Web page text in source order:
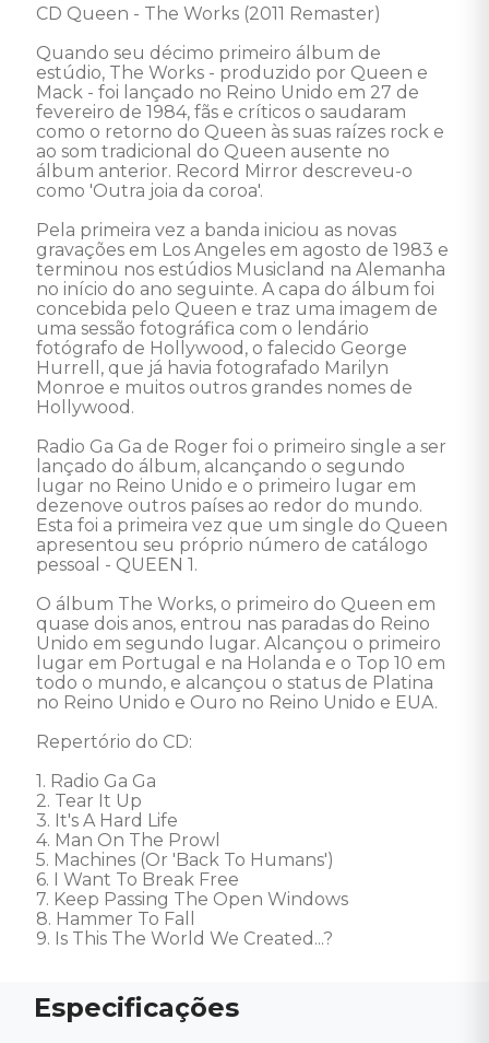
CD Queen - The Works (2011 Remaster)
Quando seu décimo primeiro álbum de
estúdio, The Works - produzido por Queen e
Mack - foi lançado no Reino Unido em 27 de
fevereiro de 1984, fãs e críticos o saudaram
como o retorno do Queen às suas raízes rock e
ao som tradicional do Queen ausente no
álbum anterior. Record Mirror descreveu-o
como 'Outra joia da coroa'.
Pela primeira vez a banda iniciou as novas
gravações em Los Angeles em agosto de 1983 e
terminou nos estúdios Musicland na Alemanha
no início do ano seguinte. A capa do álbum foi
concebida pelo Queen e traz uma imagem de
uma sessão fotográfica com o lendário
fotógrafo de Hollywood, o falecido George
Hurrell, que já havia fotografado Marilyn
Monroe e muitos outros grandes nomes de
Hollywood.
Radio Ga Ga de Roger foi o primeiro single a ser
lançado do álbum, alcançando o segundo
lugar no Reino Unido e o primeiro lugar em
dezenove outros países ao redor do mundo.
Esta foi a primeira vez que um single do Queen
apresentou seu próprio número de catálogo
pessoal - QUEEN 1.
O álbum The Works, o primeiro do Queen em
quase dois anos, entrou nas paradas do Reino
Unido em segundo lugar. Alcançou o primeiro
lugar em Portugal e na Holanda e o Top 10 em
todo o mundo, e alcançou o status de Platina
no Reino Unido e Ouro no Reino Unido e EUA.
Repertório do CD:
1. Radio Ga Ga
2. Tear It Up
3. It's A Hard Life
4. Man On The Prowl
5. Machines (Or 'Back To Humans')
6. I Want To Break Free
7. Keep Passing The Open Windows
8. Hammer To Fall
9. Is This The World We Created...?